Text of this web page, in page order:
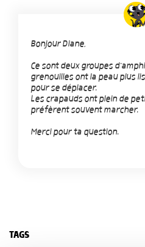
Bonjour Diane,
Ce sont deux groupes
grenouilles ont la peau plus
pour se déplacer.
Les crapauds ont plein de
préfèrent souvent marcher.
Merci pour ta question.
TAGS